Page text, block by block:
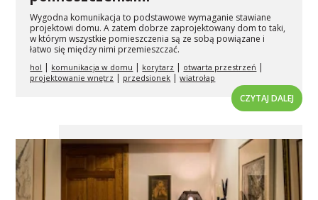
Wygodna komunikacja to podstawowe wymaganie stawiane
projektowi domu. A zatem dobrze zaprojektowany dom to taki,
w którym wszystkie pomieszczenia są ze sobą powiązane i
łatwo się między nimi przemieszczać.
hol | komunikacja w domu | korytarz | otwarta przestrzeń |
projektowanie wnętrz | przedsionek |wiatrołap
CZYTAJ DALEJ